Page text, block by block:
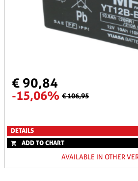
€ 90,84
-15,06% € 106,95
DETAILS
ADD TO CHART
AVAILABLE IN OTHER